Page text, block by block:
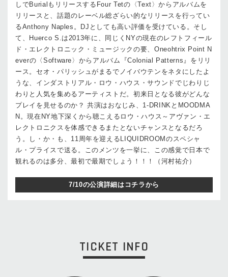
しでBurialもリリースするFour Tetの〈Text〉からアルバムを
リリースと、話題のレーベル総ざらい的なリリースを行ってい
るAnthony Naples。DJとしても高い評価を受けている。そし
て、Huerco S.は2013年に、同じくNYの現在のレフトフィール
ド・エレクトロニック・ミュージックの要、Oneohtrix Point N
everの〈Software〉からアルバム『Colonial Patterns』をリリ
ース。セオ・パリッシュがまるでノイバウテンをネタにしたよ
うな、インダストリアル・ロウ・ハウス・サウンドでじわりじ
わりと人気を集めるアーティストだ。初来日となる彼がどんな
プレイを見せるのか？ 共演はおなじみ、1-DRINKとMOODMA
N。現在NY地下深くから聴こえるロウ・ハウス～アヴァン・エ
レクトロニクスを体感できるまたとないチャンスとなるだろ
う。し・か・も、11周年を迎えるLIQUIDROOMのスペシャ
ル・プライスで送る。このメンツを一挙に、この感覚で日本で
観れるのは多分、最初で最期でしょう！！！（河村祐介）
7/10の公演詳細はコチラから
TICKET INFO